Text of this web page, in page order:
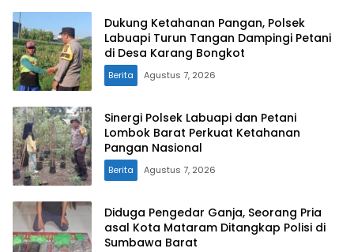
Dukung Ketahanan Pangan, Polsek
Labuapi Turun Tangan Dampingi Petani
di Desa Karang Bongkot
Berita Agustus 7, 2026
Sinergi Polsek Labuapi dan Petani
Lombok Barat Perkuat Ketahanan
Pangan Nasional
Berita Agustus 7, 2026
Diduga Pengedar Ganja, Seorang Pria
asal Kota Mataram Ditangkap Polisi di
Sumbawa Barat